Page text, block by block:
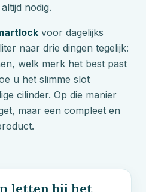
nodig.
voor dagelijks
naar drie dingen tegelijk:
welk merk het best past
u het slimme slot
cilinder. Op die manier
maar een compleet en
letten bij het